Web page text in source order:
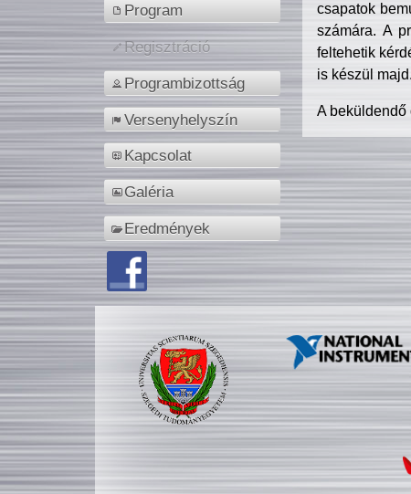
Program
Regisztráció
Programbizottság
Versenyhelyszín
Kapcsolat
Galéria
Eredmények
csapatok
számára. A
feltehetik
is készül majd.
A